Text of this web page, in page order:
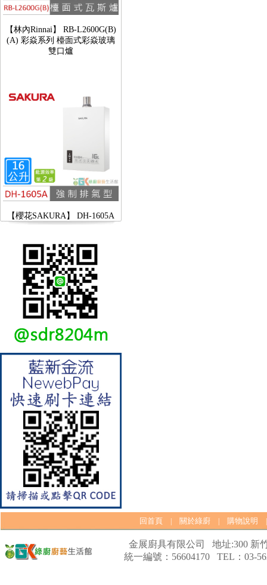
(A) 彩焱系列 檯面式彩焱玻璃
雙口爐
16公升/分 數位恆溫 LCD溫度設
定 分段火排
【林內Rinnai】 RB-L2600S(A)
彩焱系列 檯面式彩焱不銹鋼雙
口爐
回首頁 關於綠廚 購物說明
金展廚具有限公司 地址:300 新
統一編號：56604170 TEL：03-